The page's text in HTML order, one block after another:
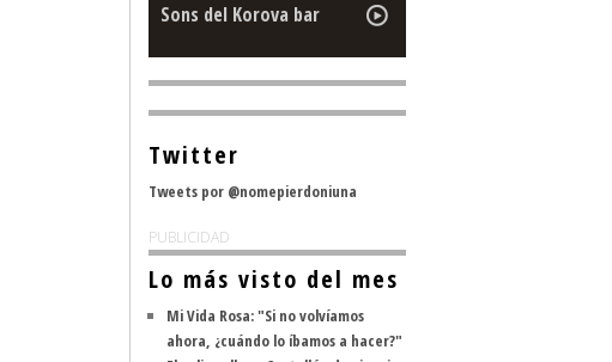
Sons del Korova bar
Twitter
Tweets por @nomepierdoniuna
PUBLICIDAD
Lo más visto del mes
Mi Vida Rosa: "Si no volvíamos
ahora, ¿cuándo lo íbamos a hacer?"